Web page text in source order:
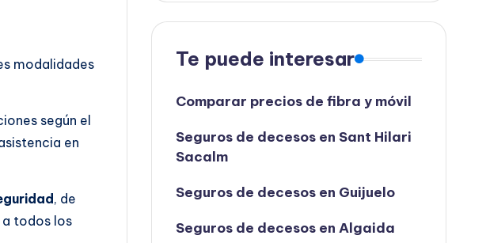
modalidades
según el
en
, de
todos los
Te puede interesar
Comparar precios de fibra y móvil
Seguros de decesos en Sant Hilari
Sacalm
Seguros de decesos en Guijuelo
Seguros de decesos en Algaida